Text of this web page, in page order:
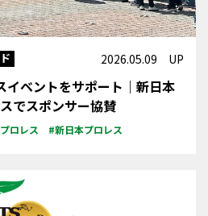
2026.05.09 UP
イベントをサポート｜新日本
でスポンサー協賛
ロレス #新日本プロレス